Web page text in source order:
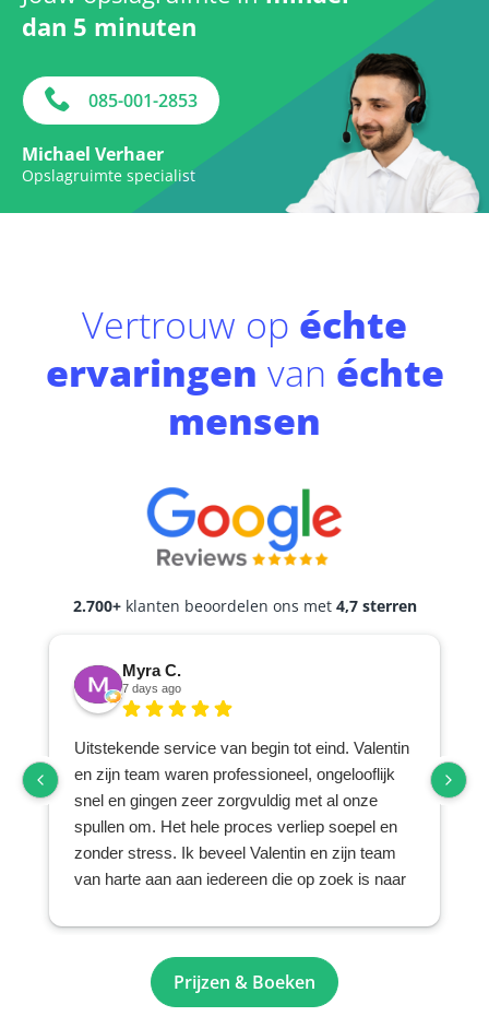
dan 5 minuten
085-001-2853
Michael Verhaer
Opslagruimte specialist
Vertrouw op échte
ervaringen van échte
mensen
2.700+klanten beoordelen ons met 4,7 sterren
Myra C.
7 days ago
Uitstekende service van begin tot eind. Valentin
en zijn team waren professioneel, ongelooflijk
snel en gingen zeer zorgvuldig met al onze
spullen om. Het hele proces verliep soepel en
zonder stress. Ik beveel Valentin en zijn team
van harte aan aan iedereen die op zoek is naar
opslagbedrijf.
Prijzen & Boeken